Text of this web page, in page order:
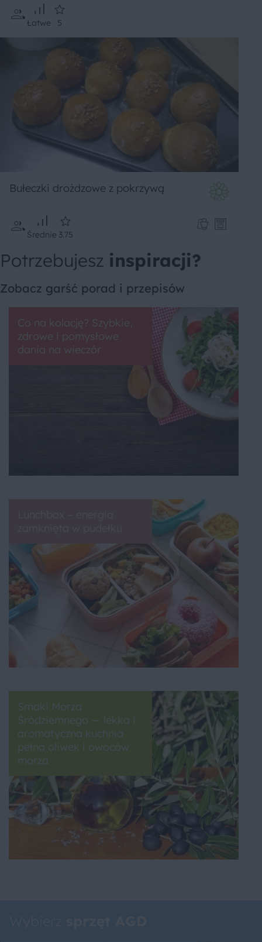
Łatwe 5
Bułeczki drożdzowe z pokrzywą
Średnie 3.75
Potrzebujesz inspiracji?
Zobacz garść porad i przepisów
Co na kolację? Szybkie,
zdrowe i pomysłowe
dania na wieczór
Smaki Morza
Śródziemnego — lekka i
aromatyczna kuchnia
pełna oliwek i owoców
morza